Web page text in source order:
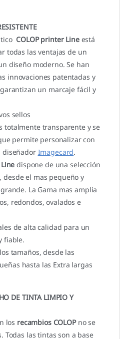
COLOP printer Lineestá
todas las ventajas de un
diseño moderno. Se han
innovaciones patentadas y
un marcaje fácil y
sellos
totalmente transparente y se
permite personalizar con
diseñador Imagecard.
dispone de una selección
el mas pequeño y
La Gama mas amplia
redondos, ovalados e
de alta calidad para un
fiable.
tamaños, desde las
hasta las Extra largas
DE TINTA LIMPIO Y
los recambios COLOPno se
Todas las tintas son a base